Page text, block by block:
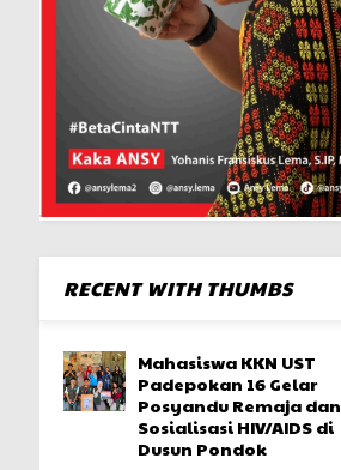
RECENT WITH THUMBS
Mahasiswa KKN UST
Padepokan 16 Gelar
Posyandu Remaja dan
Sosialisasi HIV/AIDS di
Dusun Pondok